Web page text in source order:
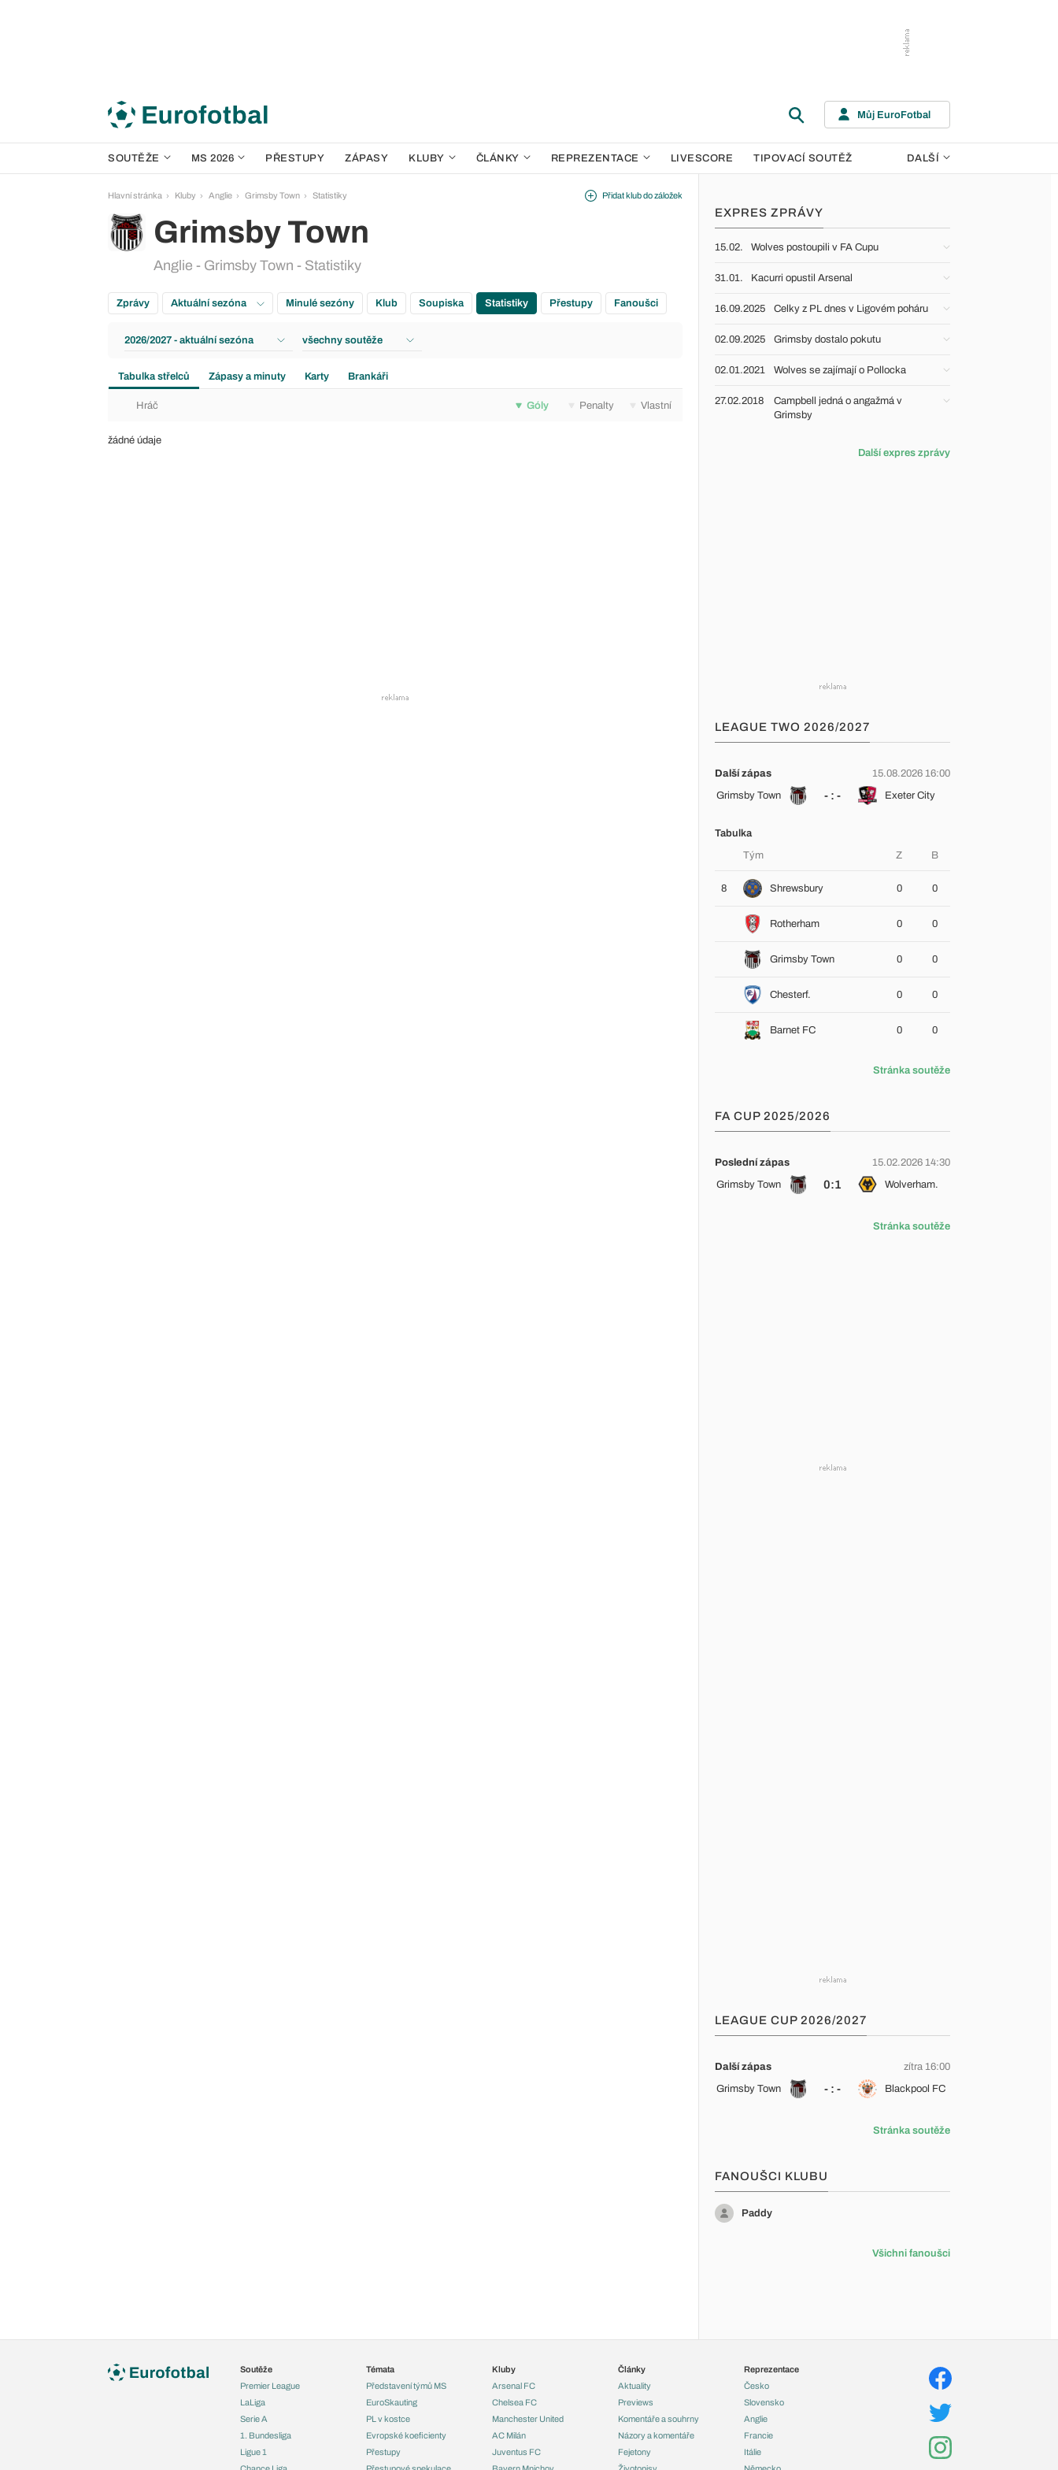
Můj EuroFotbal
SOUTĚŽE MS 2026 PŘESTUPY ZÁPASY KLUBY ČLÁNKY REPREZENTACE LIVESCORE TIPOVACÍ SOUTĚŽ DALŠÍ
Hlavní stránka Kluby Anglie Grimsby Town Statistiky
Grimsby Town
Anglie - Grimsby Town - Statistiky
Přidat klub do záložek
Zprávy Aktuální sezóna Minulé sezóny Klub Soupiska Statistiky Přestupy Fanoušci
2026/2027 - aktuální sezóna všechny soutěže
Tabulka střelců Zápasy a minuty Karty Brankáři
Hráč Góly Penalty Vlastní
žádné údaje
EXPRES ZPRÁVY
15.02. Wolves postoupili v FA Cupu
31.01. Kacurri opustil Arsenal
16.09.2025 Celky z PL dnes v Ligovém poháru
02.09.2025 Grimsby dostalo pokutu
02.01.2021 Wolves se zajímají o Pollocka
27.02.2018
Campbell jedná o angažmá v
Grimsby
Další expres zprávy
LEAGUE TWO 2026/2027
Další zápas
15.08.2026 16:00
Grimsby Town
- : - Exeter City
Tabulka
Tým
Z B
8 Shrewsbury 0 0
Rotherham 0 0
Grimsby Town 0 0
Chesterf. 0 0
Barnet FC 0 0
Stránka soutěže
FA CUP 2025/2026
Poslední zápas
15.02.2026 14:30
Grimsby Town
0:1 Wolverham.
Stránka soutěže
LEAGUE CUP 2026/2027
Další zápas
zítra 16:00
Grimsby Town
- : - Blackpool FC
Stránka soutěže
FANOUŠCI KLUBU
Paddy
Všichni fanoušci
Soutěže
Premier League
LaLiga
Serie A
1. Bundesliga
Ligue 1
Témata
Představení týmů MS
EuroSkauting
PL v kostce
Evropské koeficienty
Přestupy
Kluby
Arsenal FC
Chelsea FC
Manchester United
AC Milán
Juventus FC
Články
Aktuality
Previews
Komentáře a souhrny
Názory a komentáře
Fejetony
Reprezentace
Česko
Slovensko
Anglie
Francie
Itálie